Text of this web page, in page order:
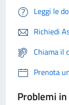
Leggi le
Richiedi
Chiama il
Prenota
Problemi